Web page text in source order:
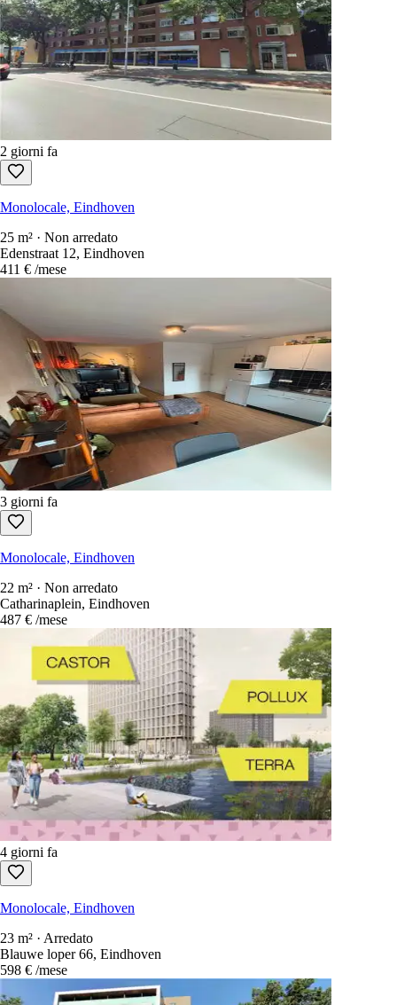
Monolocale, Eindhoven
27 m² · Non arredato
Vestdijk 133, Eindhoven
625 € /mese
2 giorni fa
Monolocale, Eindhoven
25 m² · Non arredato
Edenstraat 12, Eindhoven
411 € /mese
3 giorni fa
Monolocale, Eindhoven
22 m² · Non arredato
Catharinaplein, Eindhoven
487 € /mese